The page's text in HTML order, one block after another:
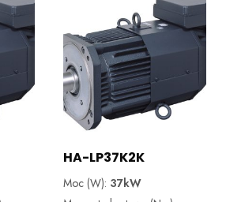
HA-LP37K2K
Moc (W): 37kW